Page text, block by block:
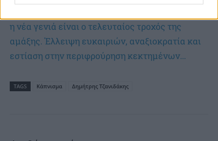
η νέα γενιά είναι ο τελευταίος τροχός της
αμάξης. Έλλειψη ευκαιριών, αναξιοκρατία και
εστίαση στην περιφρούρηση κεκτημένων...
TAGS Kάπνισμα Δημήτρης Τζανιδάκης